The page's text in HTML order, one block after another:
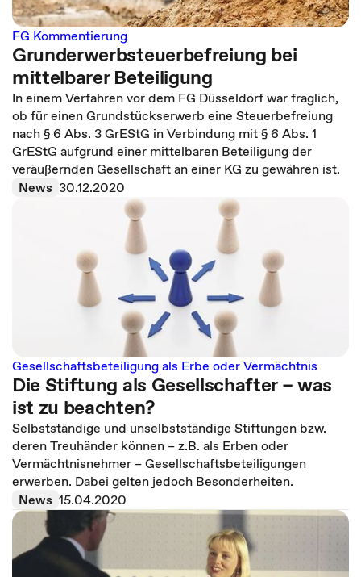
FG Kommentierung
Grunderwerbsteuerbefreiung bei
mittelbarer Beteiligung
In einem Verfahren vor dem FG Düsseldorf war fraglich,
ob für einen Grundstückserwerb eine Steuerbefreiung
nach § 6 Abs. 3 GrEStG in Verbindung mit § 6 Abs. 1
GrEStG aufgrund einer mittelbaren Beteiligung der
veräußernden Gesellschaft an einer KG zu gewähren ist.
News 30.12.2020
Gesellschaftsbeteiligung als Erbe oder Vermächtnis
Die Stiftung als Gesellschafter – was
ist zu beachten?
Selbstständige und unselbstständige Stiftungen bzw.
deren Treuhänder können – z.B. als Erben oder
Vermächtnisnehmer – Gesellschaftsbeteiligungen
erwerben. Dabei gelten jedoch Besonderheiten.
News 15.04.2020